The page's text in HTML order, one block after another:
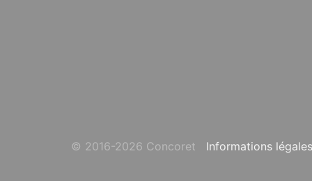
© 2016-2026 Concoret Informations légales